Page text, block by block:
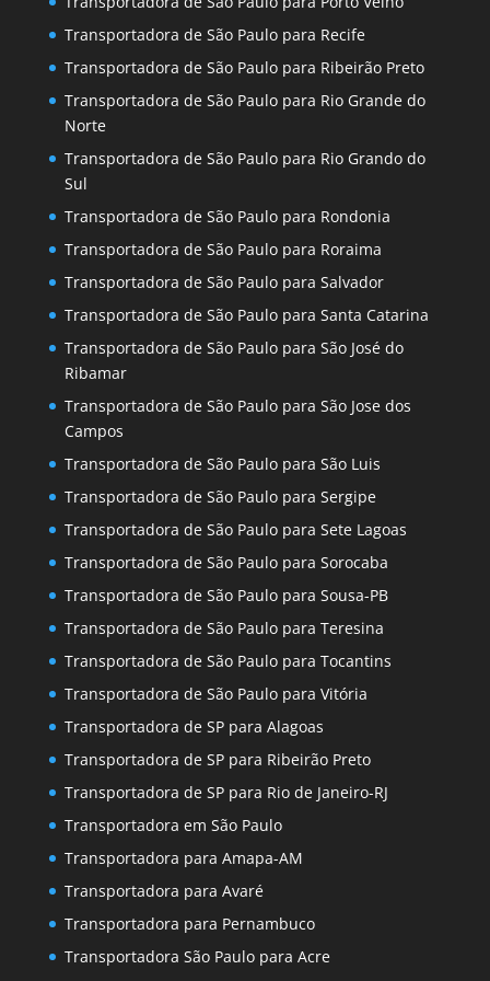
Transportadora de São Paulo para Recife
Transportadora de São Paulo para Ribeirão Preto
Transportadora de São Paulo para Rio Grande do
Norte
Transportadora de São Paulo para Rio Grando do
Sul
Transportadora de São Paulo para Rondonia
Transportadora de São Paulo para Roraima
Transportadora de São Paulo para Salvador
Transportadora de São Paulo para Santa Catarina
Transportadora de São Paulo para São José do
Ribamar
Transportadora de São Paulo para São Jose dos
Campos
Transportadora de São Paulo para São Luis
Transportadora de São Paulo para Sergipe
Transportadora de São Paulo para Sete Lagoas
Transportadora de São Paulo para Sorocaba
Transportadora de São Paulo para Sousa-PB
Transportadora de São Paulo para Teresina
Transportadora de São Paulo para Tocantins
Transportadora de São Paulo para Vitória
Transportadora de SP para Alagoas
Transportadora de SP para Ribeirão Preto
Transportadora de SP para Rio de Janeiro-RJ
Transportadora em São Paulo
Transportadora para Amapa-AM
Transportadora para Avaré
Transportadora para Pernambuco
Transportadora São Paulo para Acre